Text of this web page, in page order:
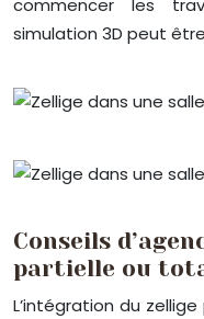
commencer les
simulation 3D peut
Conseils
partielle ou
L’intégration du